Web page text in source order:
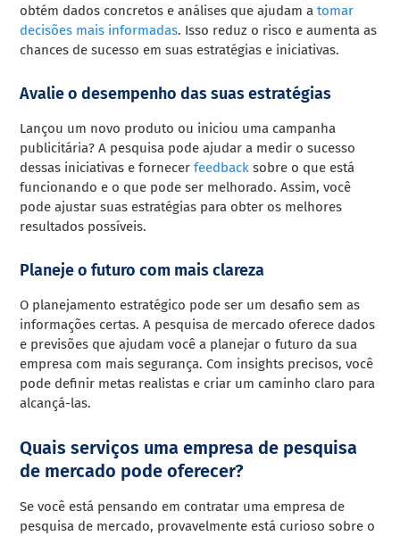
obtém dados concretos e análises que ajudam a tomar
decisões mais informadas. Isso reduz o risco e aumenta as
chances de sucesso em suas estratégias e iniciativas.
Avalie o desempenho das suas estratégias
Lançou um novo produto ou iniciou uma campanha
publicitária? A pesquisa pode ajudar a medir o sucesso
dessas iniciativas e fornecer feedbacksobre o que está
funcionando e o que pode ser melhorado. Assim, você
pode ajustar suas estratégias para obter os melhores
resultados possíveis.
Planeje o futuro com mais clareza
O planejamento estratégico pode ser um desafio sem as
informações certas. A pesquisa de mercado oferece dados
e previsões que ajudam você a planejar o futuro da sua
empresa com mais segurança. Com insights precisos, você
pode definir metas realistas e criar um caminho claro para
alcançá-las.
Quais serviços uma empresa de pesquisa
de mercado pode oferecer?
Se você está pensando em contratar uma empresa de
pesquisa de mercado, provavelmente está curioso sobre o